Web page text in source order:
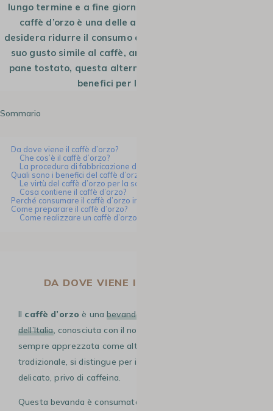
lungo termine e a fine giornata, abbiamo la soluzione. Il
caffè d’orzo è una delle alternative al caffè per chi
desidera ridurre il consumo di caffeina. Apprezzato per il
suo gusto simile al caffè, arricchito da leggere note di
pane tostato, questa alternativa offre anche numerosi
benefici per la tua salute.
Sommario
Da dove viene il caffè d’orzo?
Che cos’è il caffè d’orzo?
La procedura di fabbricazione del caffè d’orzo
Quali sono i benefici del caffè d’orzo?
Le virtù del caffè d’orzo per la salute
Cosa contiene il caffè d’orzo?
Perché consumare il caffè d’orzo invece del caffè classico?
Come preparare il caffè d’orzo?
Come realizzare un caffè d’orzo formato espresso?
DA DOVE VIENE IL CAFFÈ D’ORZO?
Il caffè d’orzo è unabevanda popolare originaria
dell’Italia, conosciuta con il nome di
sempre apprezzata come alternativa naturale al caffè
tradizionale, si distingue per il suo sapore tostato e
delicato, privo di caffeina.
Questa bevanda è consumata anche in molte altre parti